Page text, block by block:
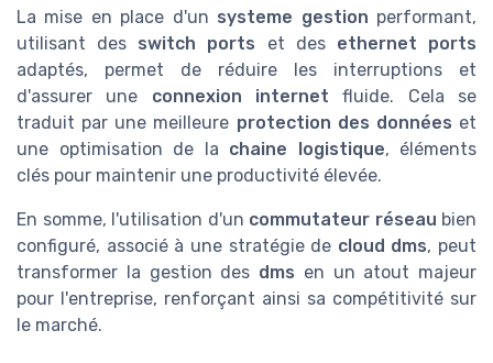
La mise en place d'un systeme gestion performant,
utilisant des switch ports et des ethernet ports
adaptés, permet de réduire les interruptions et
d'assurer une connexion internet fluide. Cela se
traduit par une meilleure protection des données et
une optimisation de la chaine logistique, éléments
clés pour maintenir une productivité élevée.
En somme, l'utilisation d'un commutateur réseau bien
configuré, associé à une stratégie de cloud dms, peut
transformer la gestion des dms en un atout majeur
pour l'entreprise, renforçant ainsi sa compétitivité sur
le marché.